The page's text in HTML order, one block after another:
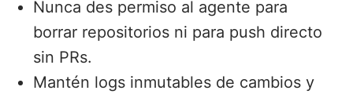
Nunca des permiso al agente para
borrar repositorios ni para push directo
sin PRs.
Mantén logs inmutables de cambios y